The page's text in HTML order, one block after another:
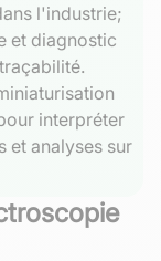
l'industrie;
et diagnostic
interpréter
et analyses sur